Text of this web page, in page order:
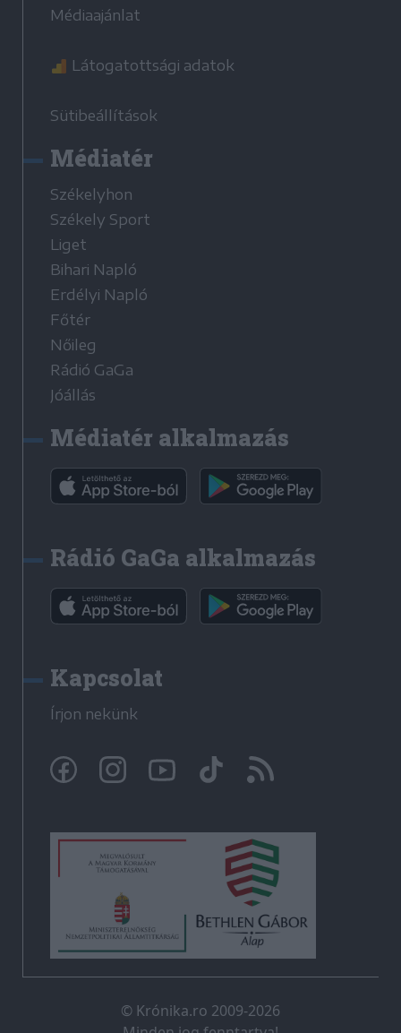
Médiaajánlat
Látogatottsági adatok
Sütibeállítások
Médiatér
Székelyhon
Székely Sport
Liget
Bihari Napló
Erdélyi Napló
Főtér
Nőileg
Rádió GaGa
Jóállás
Médiatér alkalmazás
Rádió GaGa alkalmazás
Kapcsolat
Írjon nekünk
© Krónika.ro 2009-2026